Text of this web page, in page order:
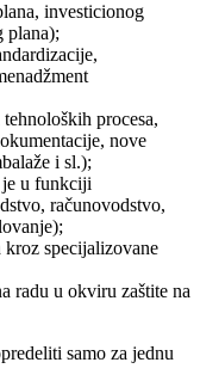
investicionog
plana);
procesa,
nove
i sl.);
je u funkciji
računovodstvo,
kroz specijalizovane
radu u okviru zaštite na
samo za jednu